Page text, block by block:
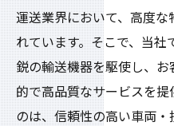
運送業界において、高度
れています。そこで、当
鋭の輸送機器を駆使し、
的で高品質なサービスを
のは、信頼性の高い車両